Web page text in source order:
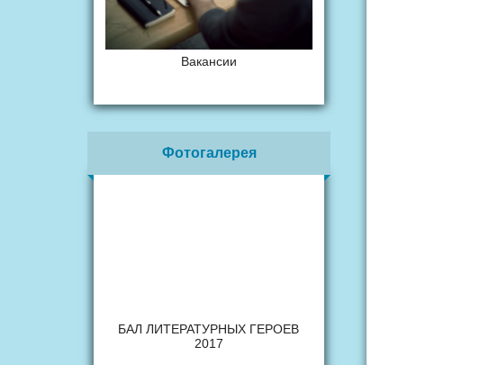
Вакансии
Фотогалерея
БАЛ ЛИТЕРАТУРНЫХ ГЕРОЕВ
2017